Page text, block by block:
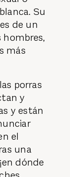
Su
de un
más
porras
y
y están
el
una
dónde